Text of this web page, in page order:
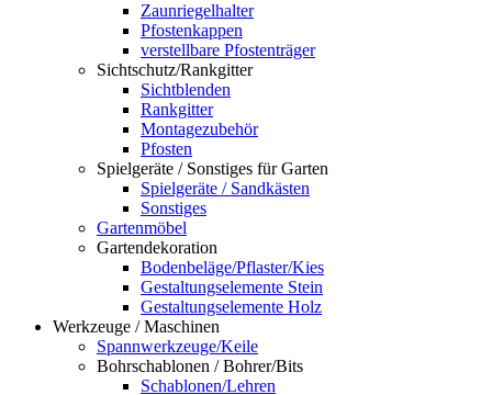
Zaunriegelhalter
Pfostenkappen
verstellbare Pfostenträger
Sichtschutz/Rankgitter
Sichtblenden
Rankgitter
Montagezubehör
Pfosten
Spielgeräte / Sonstiges für Garten
Spielgeräte / Sandkästen
Sonstiges
Gartenmöbel
Gartendekoration
Bodenbeläge/Pflaster/Kies
Gestaltungselemente Stein
Gestaltungselemente Holz
Werkzeuge / Maschinen
Spannwerkzeuge/Keile
Bohrschablonen / Bohrer/Bits
Schablonen/Lehren